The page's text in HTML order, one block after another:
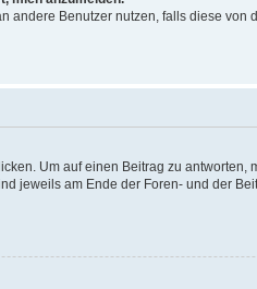
andere Benutzer nutzen, falls diese
Um auf einen Beitrag zu
am Ende der Foren- und der